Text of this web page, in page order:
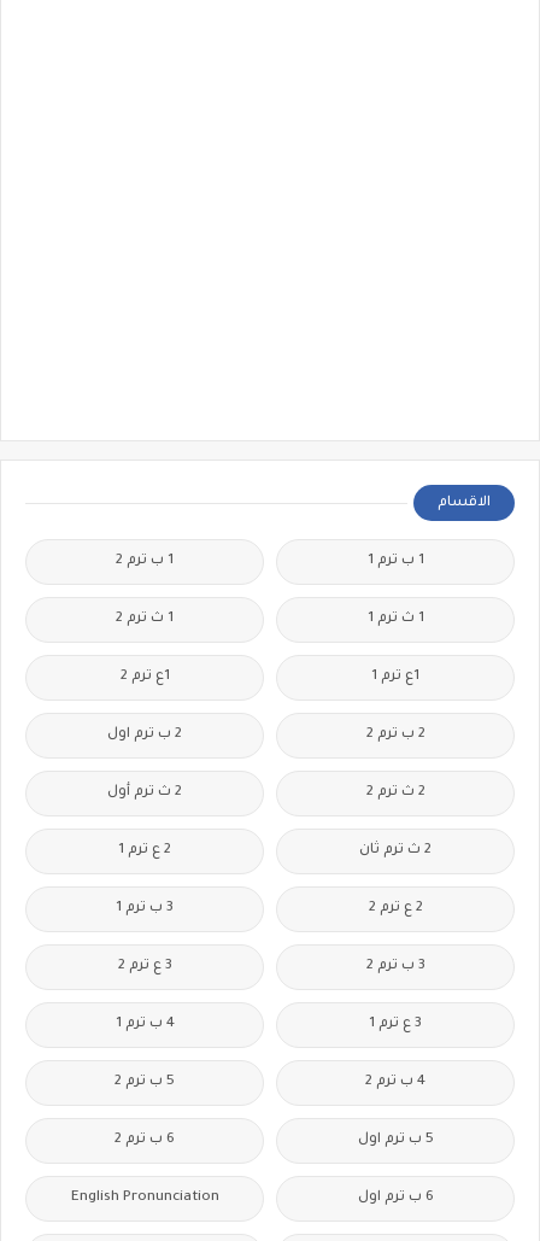
الاقسام
1 ب ترم 1 1 ب ترم 2
1 ث ترم 1 1 ث ترم 2
1ع ترم 1 1ع ترم 2
2 ب ترم 2 2 ب ترم اول
2 ث ترم 2 2 ث ترم أول
2 ث ترم ثان 2 ع ترم 1
2 ع ترم 2 3 ب ترم 1
3 ب ترم 2 3 ع ترم 2
3 ع ترم 1 4 ب ترم 1
4 ب ترم 2 5 ب ترم 2
5 ب ترم اول 6 ب ترم 2
6 ب ترم اول English Pronunciation